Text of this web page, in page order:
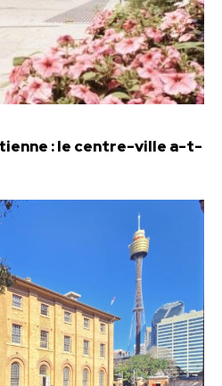
: le centre-ville a-t-